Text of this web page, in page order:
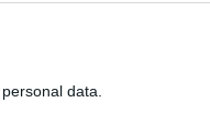
data.